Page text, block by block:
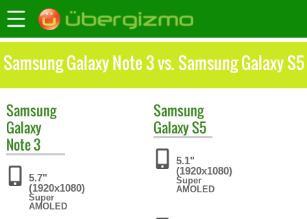
Samsung Galaxy Note 3 vs. Samsung Galaxy S5
Samsung
Galaxy
Note 3
5.7"
(1920x1080)
Super
AMOLED
Samsung
Galaxy S5
5.1"
(1920x1080)
Super
AMOLED